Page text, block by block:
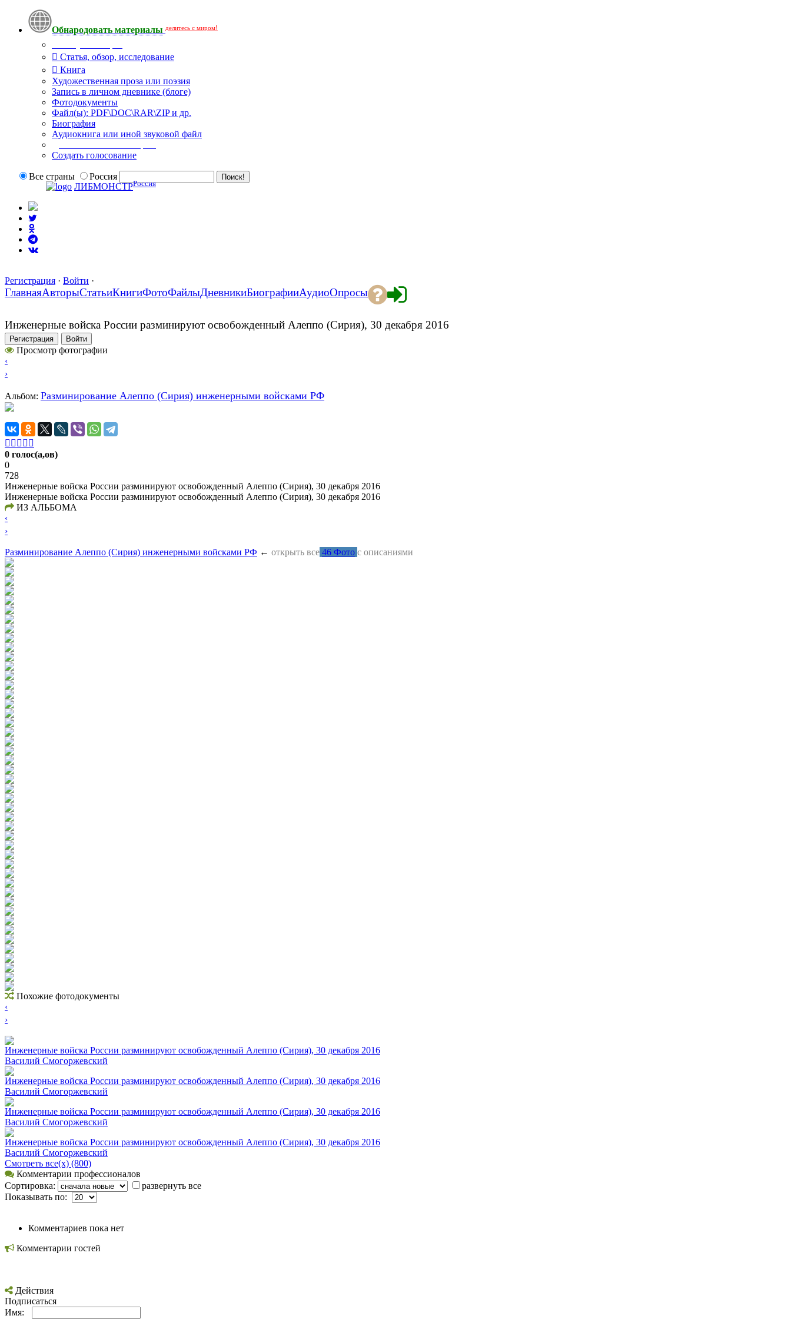
Обнародовать материалы делитесь с миром!
Статья, обзор, исследование
Книга
Художественная проза или поэзия
Запись в личном дневнике (блоге)
Фотодокументы
Файл(ы): PDF\DOC\RAR\ZIP и др.
Биография
Аудиокнига или иной звуковой файл
Создать голосование
Все страны
Россия
ЛИБМОНСТРРоссия
Регистрация · Войти ·
ГлавнаяАвторыСтатьиКнигиФотоФайлыДневникиБиографииАудиоОпросы
Инженерные войска России разминируют освобожденный Алеппо (Сирия), 30 декабря 2016
Регистрация Войти
Просмотр фотографии
‹
›
Альбом: Разминирование Алеппо (Сирия) инженерными войсками РФ
    
0 голос(а,ов)
0
728
Инженерные войска России разминируют освобожденный Алеппо (Сирия), 30 декабря 2016
Инженерные войска России разминируют освобожденный Алеппо (Сирия), 30 декабря 2016
ИЗ АЛЬБОМА
‹
›
Разминирование Алеппо (Сирия) инженерными войсками РФ ← открыть все 46 Фото с описаниями
Похожие фотодокументы
‹
›
Инженерные войска России разминируют освобожденный Алеппо (Сирия), 30 декабря 2016
Вacилий Смогоржевский
Инженерные войска России разминируют освобожденный Алеппо (Сирия), 30 декабря 2016
Вacилий Смогоржевский
Инженерные войска России разминируют освобожденный Алеппо (Сирия), 30 декабря 2016
Вacилий Смогоржевский
Инженерные войска России разминируют освобожденный Алеппо (Сирия), 30 декабря 2016
Вacилий Смогоржевский
Смотреть все(х) (800)
Комментарии профессионалов
Сортировка:
развернуть все
Показывать по:
Комментариев пока нет
Комментарии гостей
Действия
Подписаться
Имя: